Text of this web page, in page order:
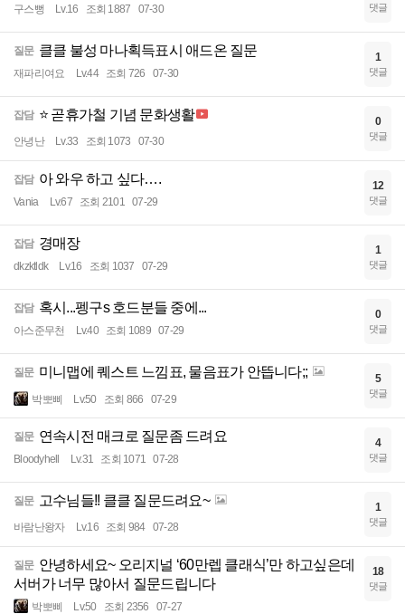
구스뻥 Lv.16 조회 1887 07-30 댓글
질문 클클 불성 마나획득표시 애드온 질문
재파리여요 Lv.44 조회 726 07-30
1
댓글
잡담 ⭐ 곧휴가철 기념 문화생활
안녕난 Lv.33 조회 1073 07-30
0
댓글
잡담 아 와우 하고 싶다….
Vania Lv.67 조회 2101 07-29
12
댓글
잡담 경매장
dkzktldk Lv.16 조회 1037 07-29
1
댓글
잡담 혹시...펭구s 호드분들 중에...
아스준무천 Lv.40 조회 1089 07-29
0
댓글
질문 미니맵에 퀘스트 느낌표, 물음표가 안뜹니다;;
박뽀삐 Lv.50 조회 866 07-29
5
댓글
질문 연속시전 매크로 질문좀 드려요
Bloodyhell Lv.31 조회 1071 07-28
4
댓글
질문 고수님들!! 클클 질문드려요~
바람난왕자 Lv.16 조회 984 07-28
1
댓글
질문 안녕하세요~ 오리지널 ‘60만렙 클래식’만 하고싶은데
서버가 너무 많아서 질문드립니다
박뽀삐 Lv.50 조회 2356 07-27
18
댓글